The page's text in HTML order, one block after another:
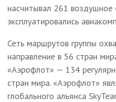
насчитывал 261
эксплуатировались
Сеть маршрутов группы
направление в 56 стран
«Аэрофлот» — 134
стран мира. «Аэрофлот»
глобального альянса